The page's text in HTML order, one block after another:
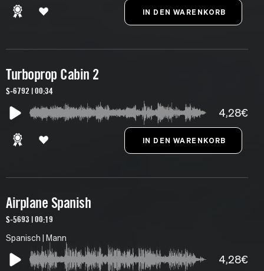
Turboprop Cabin 2
S-6792 | 00:34
4,28€
Airplane Spanish
S-5693 | 00:19
Spanisch | Mann
4,28€